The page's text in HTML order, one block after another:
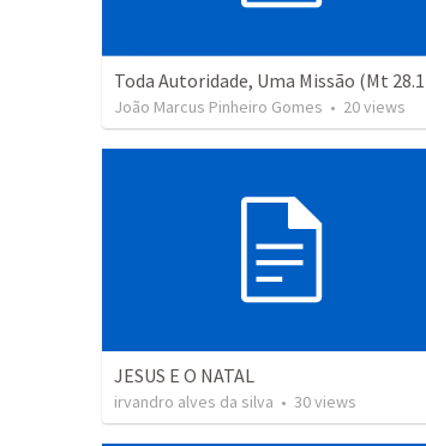
João Marcus Pinheiro Gomes • 20views
JESUS E O NATAL
irvandro alves da silva • 30views